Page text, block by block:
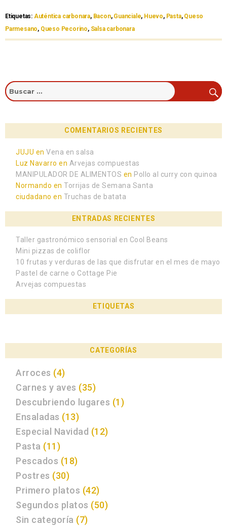
Etiquetas: Auténtica carbonara, Bacon, Guanciale, Huevo, Pasta, Queso
Parmesano, Queso Pecorino, Salsa carbonara
COMENTARIOS RECIENTES
JUJU enVena en salsa
Luz Navarro en Arvejas compuestas
MANIPULADOR DE ALIMENTOS en Pollo al curry con quinoa
Normando enTorrijas de Semana Santa
ciudadano en Truchas de batata
ENTRADAS RECIENTES
Taller gastronómico sensorial en Cool Beans
Mini pizzas de coliflor
10 frutas y verduras de las que disfrutar en el mes de mayo
Pastel de carne o Cottage Pie
Arvejas compuestas
ETIQUETAS
CATEGORÍAS
Arroces (4)
Carnes y aves (35)
Descubriendo lugares (1)
Ensaladas (13)
Especial Navidad (12)
Pasta (11)
Pescados (18)
Postres (30)
Primero platos (42)
Segundos platos (50)
Sin categoría (7)